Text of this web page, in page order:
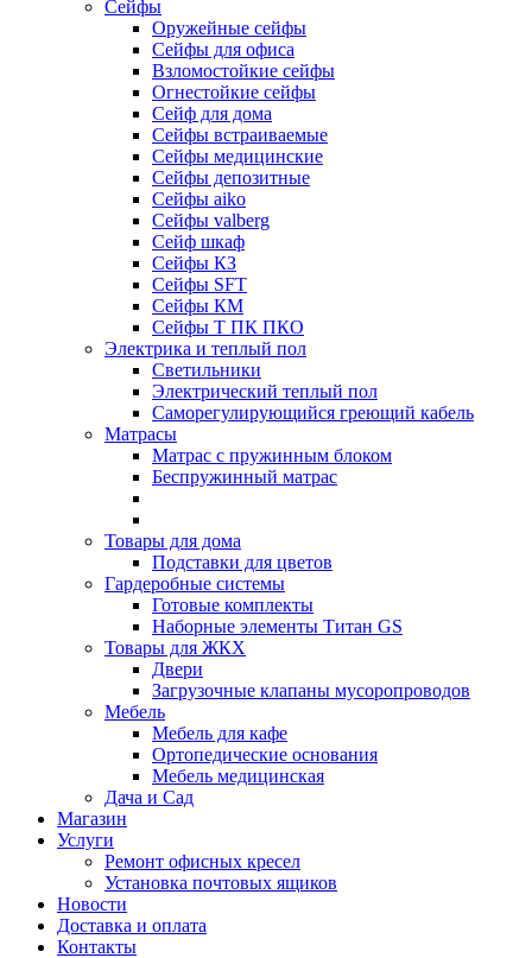
Сейфы
Оружейные сейфы
Сейфы для офиса
Взломостойкие сейфы
Огнестойкие сейфы
Cейф для дома
Сейфы встраиваемые
Сейфы медицинские
Сейфы депозитные
Сейфы aiko
Сейфы valberg
Сейф шкаф
Сейфы КЗ
Сейфы SFT
Сейфы КМ
Сейфы Т ПК ПКО
Электрика и теплый пол
Светильники
Электрический теплый пол
Саморегулирующийся греющий кабель
Матрасы
Матрас с пружинным блоком
Беспружинный матрас
Товары для дома
Подставки для цветов
Гардеробные системы
Готовые комплекты
Наборные элементы Титан GS
Товары для ЖКХ
Двери
Загрузочные клапаны мусоропроводов
Мебель
Мебель для кафе
Ортопедические основания
Мебель медицинская
Дача и Сад
Магазин
Услуги
Ремонт офисных кресел
Установка почтовых ящиков
Новости
Доставка и оплата
Контакты